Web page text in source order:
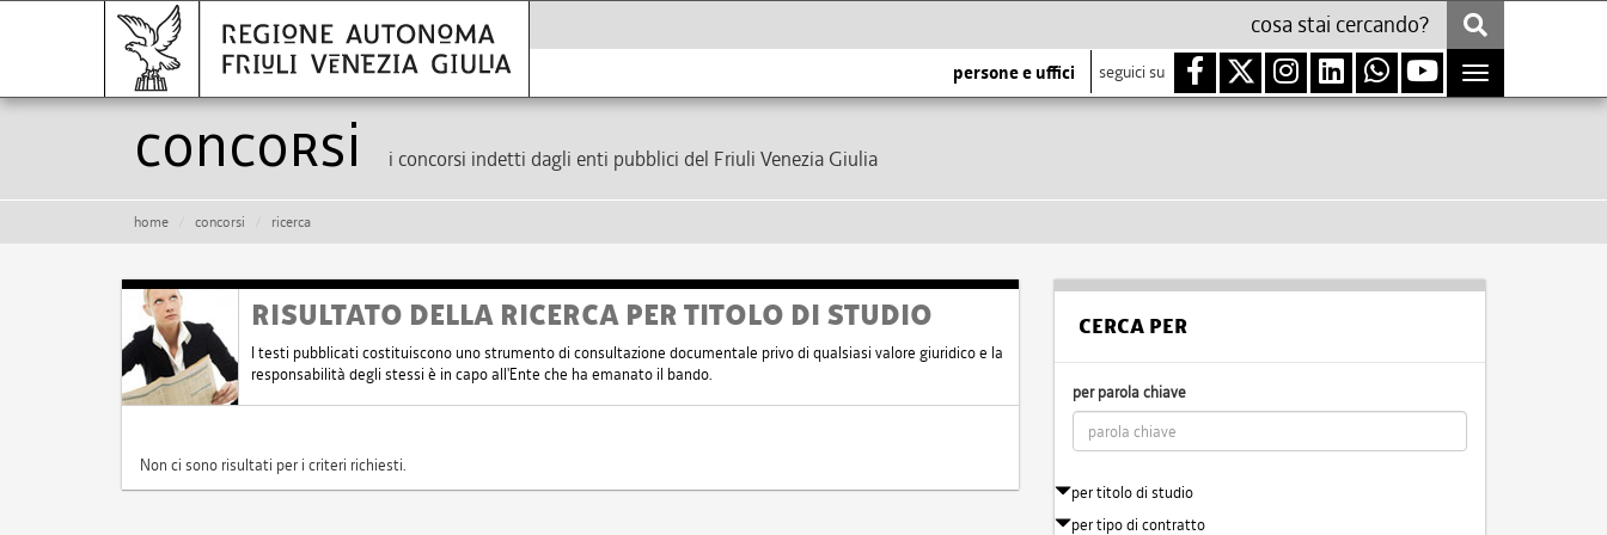
persone e uffici seguici su
Toggle
navigation
Concorsi i concorsi indetti dagli enti pubblici del Friuli Venezia Giulia
home concorsi ricerca
RISULTATO DELLA RICERCA PER TITOLO DI STUDIO
I testi pubblicati costituiscono uno strumento di consultazione documentale privo di qualsiasi valore giuridico e la
responsabilità degli stessi è in capo all'Ente che ha emanato il bando.
Non ci sono risultati per i criteri richiesti.
CERCA PER
per parola chiave
per titolo di studio
per tipo di contratto